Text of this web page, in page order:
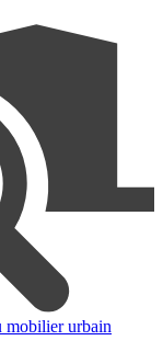
mobilier urbain